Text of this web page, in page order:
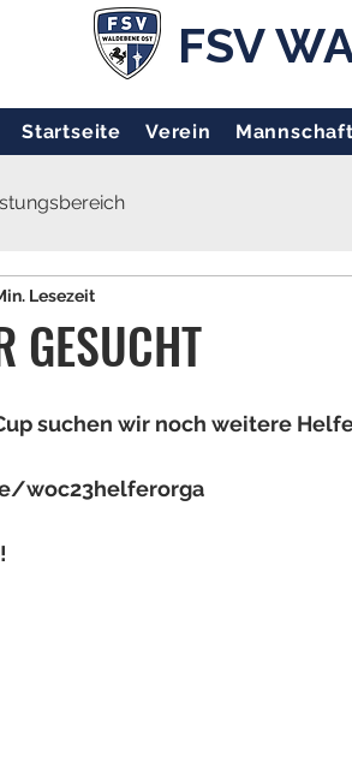
FSV
Startseite Verein
GESUCHT
Lesezeit
suchen wir noch weitere
woc23helferorga